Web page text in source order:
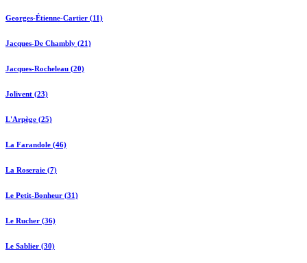
Georges-Étienne-Cartier (11)
Jacques-De Chambly (21)
Jacques-Rocheleau (20)
Jolivent (23)
L'Arpège (25)
La Farandole (46)
La Roseraie (7)
Le Petit-Bonheur (31)
Le Rucher (36)
Le Sablier (30)